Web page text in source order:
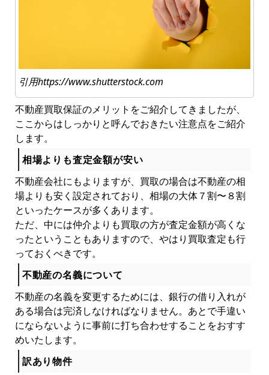
引用https://www.shutterstock.com
不動産買取保証のメリットをご紹介してきましたが、
ここからはしっかりと呼んでおきたい注意点をご紹介
します。
相場よりも査定金額が安い
不動産会社にもよりますが、買取の場合は不動産の相
場よりも安く設定されており、相場の大体７割〜８割
といったケースが多くあります。
ただ、中には仲介よりも買取の方が査定金額が高くな
ったということもありますので、やはり買取査定も行
っておくべきです。
不動産の名義について
不動産の名義を変更するためには、銀行の借り入れが
ある場合は完済しなければなりません。あとで手違い
にならないように事前に打ち合わせすることをおすす
めいたします。
訳あり物件